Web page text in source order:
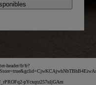
header/fr/fr?
pYcxqtz257uljGAm